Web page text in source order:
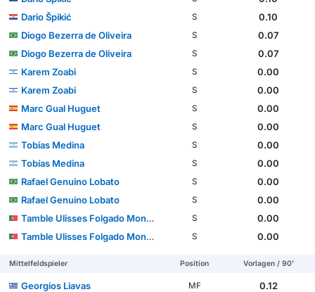
Dario Špikić
S
0.10
Diogo Bezerra de Oliveira
S
0.07
Diogo Bezerra de Oliveira
S
0.07
Karem Zoabi
S
0.00
Karem Zoabi
S
0.00
Marc Gual Huguet
S
0.00
Marc Gual Huguet
S
0.00
Tobías Medina
S
0.00
Tobías Medina
S
0.00
Rafael Genuino Lobato
S
0.00
Rafael Genuino Lobato
S
0.00
Tamble Ulisses Folgado Monteiro
S
0.00
Tamble Ulisses Folgado Monteiro
S 0.00
Mittelfeldspieler Position Vorlagen / 90'
Georgios Liavas MF 0.12